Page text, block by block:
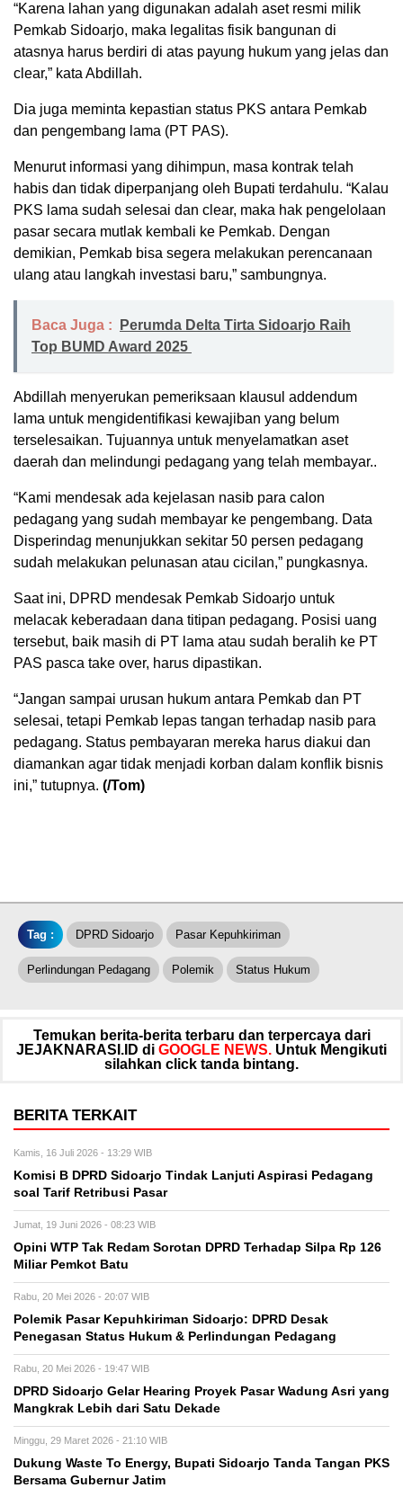
“Karena lahan yang digunakan adalah aset resmi milik
Pemkab Sidoarjo, maka legalitas fisik bangunan di
atasnya harus berdiri di atas payung hukum yang jelas dan
clear,” kata Abdillah.
Dia juga meminta kepastian status PKS antara Pemkab
dan pengembang lama (PT PAS).
Menurut informasi yang dihimpun, masa kontrak telah
habis dan tidak diperpanjang oleh Bupati terdahulu. “Kalau
PKS lama sudah selesai dan clear, maka hak pengelolaan
pasar secara mutlak kembali ke Pemkab. Dengan
demikian, Pemkab bisa segera melakukan perencanaan
ulang atau langkah investasi baru,” sambungnya.
Baca Juga :
Perumda Delta Tirta Sidoarjo Raih
Top BUMD Award 2025
Abdillah menyerukan pemeriksaan klausul addendum
lama untuk mengidentifikasi kewajiban yang belum
terselesaikan. Tujuannya untuk menyelamatkan aset
daerah dan melindungi pedagang yang telah membayar..
“Kami mendesak ada kejelasan nasib para calon
pedagang yang sudah membayar ke pengembang. Data
Disperindag menunjukkan sekitar 50 persen pedagang
sudah melakukan pelunasan atau cicilan,” pungkasnya.
Saat ini, DPRD mendesak Pemkab Sidoarjo untuk
melacak keberadaan dana titipan pedagang. Posisi uang
tersebut, baik masih di PT lama atau sudah beralih ke PT
PAS pasca take over, harus dipastikan.
“Jangan sampai urusan hukum antara Pemkab dan PT
selesai, tetapi Pemkab lepas tangan terhadap nasib para
pedagang. Status pembayaran mereka harus diakui dan
diamankan agar tidak menjadi korban dalam konflik bisnis
ini,” tutupnya. (/Tom)
Tag : DPRD Sidoarjo Pasar Kepuhkiriman
Perlindungan Pedagang Polemik Status Hukum
Temukan berita-berita terbaru dan terpercaya dari
JEJAKNARASI.ID di GOOGLE NEWS. Untuk Mengikuti
silahkan click tanda bintang.
BERITA TERKAIT
Kamis, 16 Juli 2026 - 13:29 WIB
Komisi B DPRD Sidoarjo Tindak Lanjuti Aspirasi Pedagang
soal Tarif Retribusi Pasar
Jumat, 19 Juni 2026 - 08:23 WIB
Opini WTP Tak Redam Sorotan DPRD Terhadap Silpa Rp 126
Miliar Pemkot Batu
Rabu, 20 Mei 2026 - 20:07 WIB
Polemik Pasar Kepuhkiriman Sidoarjo: DPRD Desak
Penegasan Status Hukum & Perlindungan Pedagang
Rabu, 20 Mei 2026 - 19:47 WIB
DPRD Sidoarjo Gelar Hearing Proyek Pasar Wadung Asri yang
Mangkrak Lebih dari Satu Dekade
Minggu, 29 Maret 2026 - 21:10 WIB
Dukung Waste To Energy, Bupati Sidoarjo Tanda Tangan PKS
Bersama Gubernur Jatim